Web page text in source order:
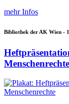
mehr Infos
Bibliothek der AK Wien -
Menschenrechte